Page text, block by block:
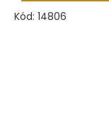
Kód: 14806